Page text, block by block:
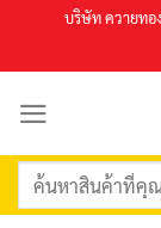
content
บริษัท ควายทอ
ค้นหา: